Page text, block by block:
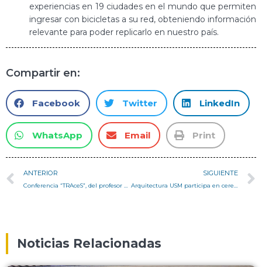
experiencias en 19 ciudades en el mundo que permiten
ingresar con bicicletas a su red, obteniendo información
relevante para poder replicarlo en nuestro país.
Compartir en:
Facebook Twitter LinkedIn
WhatsApp Email Print
ANTERIOR
Conferencia “TRAceS”, del profesor Alessandro Rogora, Politecnico di Milano
SIGUIENTE
Arquitectura USM participa en ceremonia de clausura de pasantías de Fundación Educación Futuro
Noticias Relacionadas